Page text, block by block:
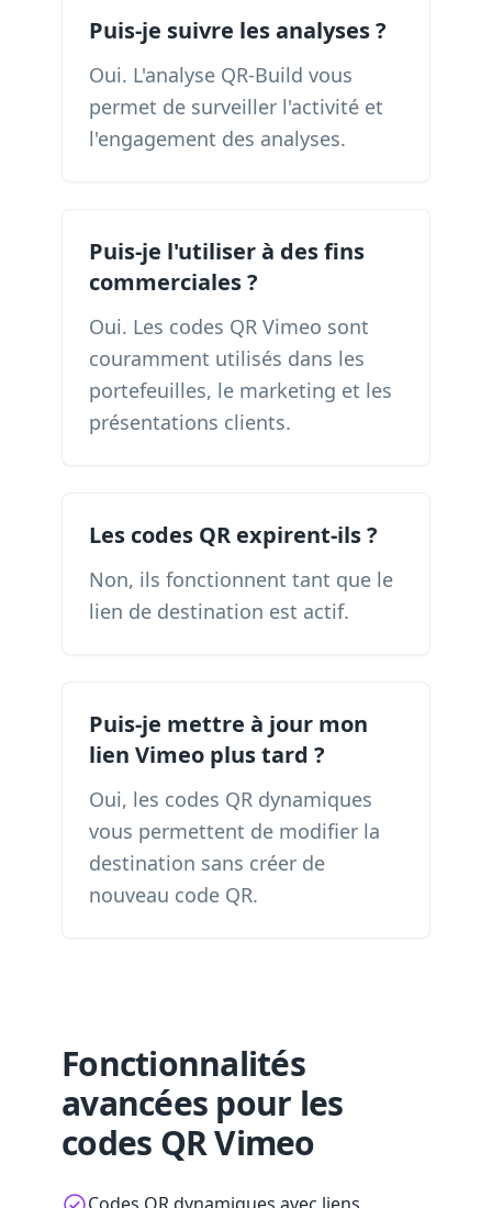
Puis-je suivre les analyses ?
Oui. L'analyse QR-Build vous
permet de surveiller l'activité et
l'engagement des analyses.
Puis-je l'utiliser à des fins
commerciales ?
Oui. Les codes QR Vimeo sont
couramment utilisés dans les
portefeuilles, le marketing et les
présentations clients.
Les codes QR expirent-ils ?
Non, ils fonctionnent tant que le
lien de destination est actif.
Puis-je mettre à jour mon
lien Vimeo plus tard ?
Oui, les codes QR dynamiques
vous permettent de modifier la
destination sans créer de
nouveau code QR.
Fonctionnalités
avancées pour les
codes QR Vimeo